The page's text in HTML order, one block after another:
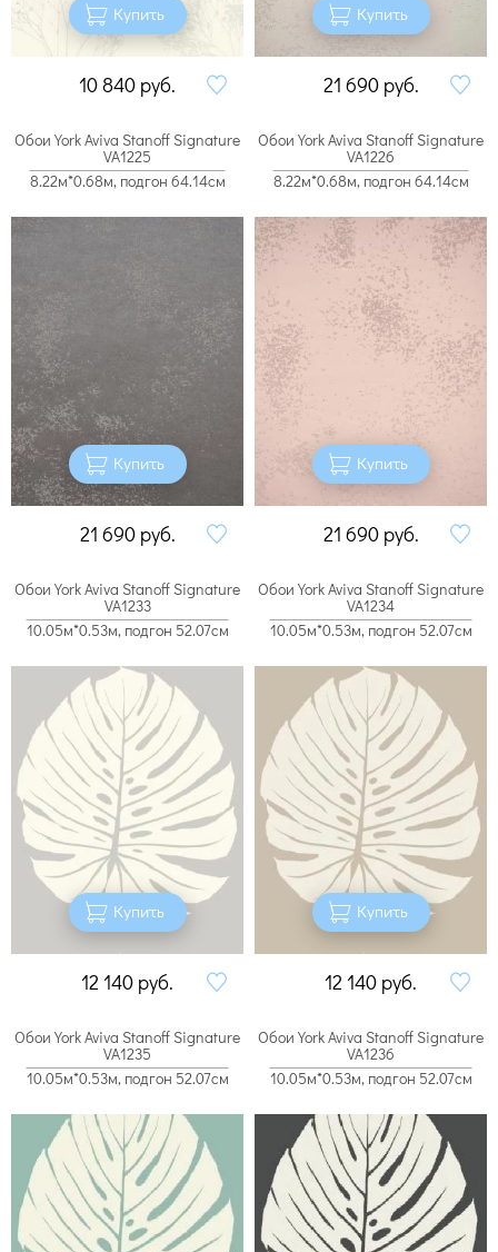
Купить
10 840 руб.
Купить
21 690 руб.
Обои York Aviva Stanoff Signature
VA1225
8.22м*0.68м, подгон 64.14см
Купить
21 690 руб.
Обои York Aviva Stanoff Signature
VA1226
8.22м*0.68м, подгон 64.14см
Купить
21 690 руб.
Обои York Aviva Stanoff Signature
VA1233
10.05м*0.53м, подгон 52.07см
Купить
12 140 руб.
Обои York Aviva Stanoff Signature
VA1234
10.05м*0.53м, подгон 52.07см
Купить
12 140 руб.
Обои York Aviva Stanoff Signature
VA1235
10.05м*0.53м, подгон 52.07см
Обои York Aviva Stanoff Signature
VA1236
10.05м*0.53м, подгон 52.07см